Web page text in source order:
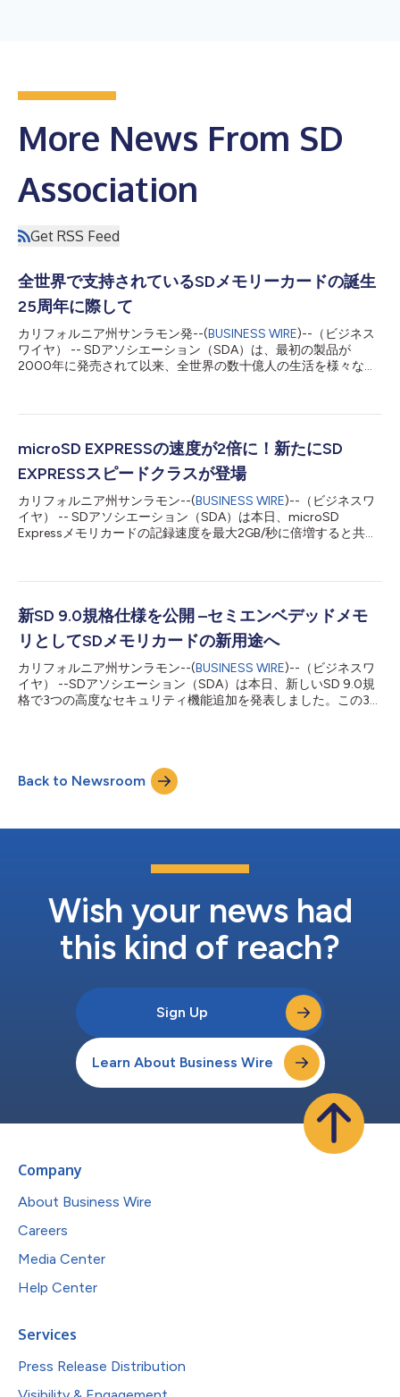
More News From SD
Association
Get RSS Feed
全世界で支持されているSDメモリーカードの誕生
25周年に際して
カリフォルニア州サンラモン発--(BUSINESS WIRE)--（ビジネス
ワイヤ） -- SDアソシエーション（SDA）は、最初の製品が
2000年に発売されて以来、全世界の数十億人の生活を様々な形
ぶ歴史を通じて大容量ストレージと超高速通信を実現し、業界の
億枚を超えています。SDメモリーカードは、今なお一般消費者
向け電子機器で最も多く使用されているリムーバブルストレージ
カードです。 また、SDAは今年、microSDという画期的なメモ
リーカードが誕生してから20周年というもう一つの重要な節目
を記念します。microSDメモリーカードは高性能で人気の高いス
トレージの一つであるため、数十億台に及ぶ携帯電話におけるス
トレージ拡張機能の最初のオプションとなっており、モバイル業
microSD EXPRESSの速度が2倍に！新たにSD
EXPRESSスピードクラスが登場
カリフォルニア州サンラモン--(BUSINESS WIRE)--（ビジネスワ
イヤ） -- SDアソシエーション（SDA）は本日、microSD
Expressメモリカードの記録速度を最大2GB/秒に倍増すると共に
証する新しいSD Expressスピードクラスの追加を発表しました。
ジョン8仕様に沿ってPCIe Gen4 x1レーンを利用することで1,969
メガバイト/秒（MB/秒）、の速度を実現します。microSD
Expressは、SD 7.1仕様では985 MB/秒の最大データ転送速度と
NVMe上位レイヤプロトコルが採用されました。速度が向上した
ことで、製品設計者はストレージの選択肢が広がり、簡単な修理
やアップグレード可能なストレージを必要とし、サイズに制約の
ある多様なデバイスにSSDレベルの性能を提供できます。 SD
新SD 9.0規格仕様を公開 –セミエンベデッドメモ
リとしてSDメモリカードの新用途へ
カリフォルニア州サンラモン--(BUSINESS WIRE)--（ビジネスワ
イヤ） --SDアソシエーション（SDA）は本日、新しいSD 9.0規
格で3つの高度なセキュリティ機能追加を発表しました。この3つ
様々なメモリやストレージ用途にSDメモリカードを利用できる
ようになり、将来的なアップグレード、修理の簡素化やカードが
特定ホスト管理用途で厳格に制御されるアプリケーション用セキ
ブートおよびセキュアブート機能を定義し、カードがデバイスの
ブートコードアップロードとセキュアなブートコードアップデー
ト機能を提供します。また、自己暗号化ドライブ機能を持つTCG
スを通じてのみアクセス可能なセキュアメモ...
Back to Newsroom
Wish your news had
this kind of reach?
Sign Up
Learn About Business Wire
Company
About Business Wire
Careers
Media Center
Help Center
Services
Press Release Distribution